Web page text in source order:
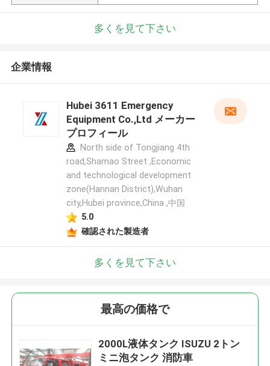
多くを見て下さい
企業情報
Hubei 3611 Emergency
Equipment Co.,Ltd メーカー
プロフィール
North side of Tongjiang 4th
road,Shamao Street ,Economic
and technological development
zone(Hannan District),Wuhan
city,Hubei province,China ,中国
5.0
確認された製造者
多くを見て下さい
最高の価格で
2000L液体タンク ISUZU 2トン
ミニ泡タンク 消防車